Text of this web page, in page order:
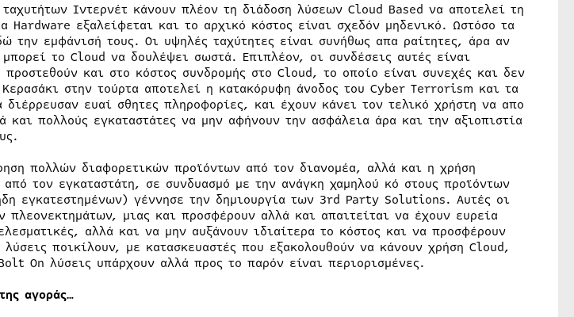
Ιντερνέτ κάνουν πλέον τη διάδοση λύσεων Cloud Based να αποτελεί τη
εξαλείφεται και το αρχικό κόστος είναι σχεδόν μηδενικό. Ωστόσο τα
την εμφάνισή τους. Οι υψηλές ταχύτητες είναι συνήθως απα ραίτητες, άρα αν
το Cloud να δουλέψει σωστά. Επιπλέον, οι συνδέσεις αυτές είναι
προστεθούν και στο κόστος συνδρομής στο Cloud, το οποίο είναι συνεχές και δεν
στην τούρτα αποτελεί η κατακόρυφη άνοδος του Cyber Terrorism και τα
ευαί σθητες πληροφορίες, και έχουν κάνει τον τελικό χρήστη να απο
και πολλούς εγκαταστάτες να μην αφήνουν την ασφάλεια άρα και την αξιοπιστία
πολλών διαφορετικών προϊόντων από τον διανομέα, αλλά και η χρήση
τον εγκαταστάτη, σε συνδυασμό με την ανάγκη χαμηλού κό στους προϊόντων
εγκατεστημένων) γέννησε την δημιουργία των 3rd Party Solutions. Αυτές οι
πλεονεκτημάτων, μιας και προσφέρουν αλλά και απαιτείται να έχουν ευρεία
αλλά και να μην αυξάνουν ιδιαίτερα το κόστος και να προσφέρουν
ποικίλουν, με κατασκευαστές που εξακολουθούν να κάνουν χρήση Cloud,
On λύσεις υπάρχουν αλλά προς το παρόν είναι περιορισμένες.
αγοράς…